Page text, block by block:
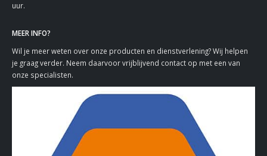
uur.
MEER INFO?
Wil je meer weten over onze producten en dienstverlening? Wij helpen
je graag verder. Neem daarvoor vrijblijvend contact op met een van
onze specialisten.